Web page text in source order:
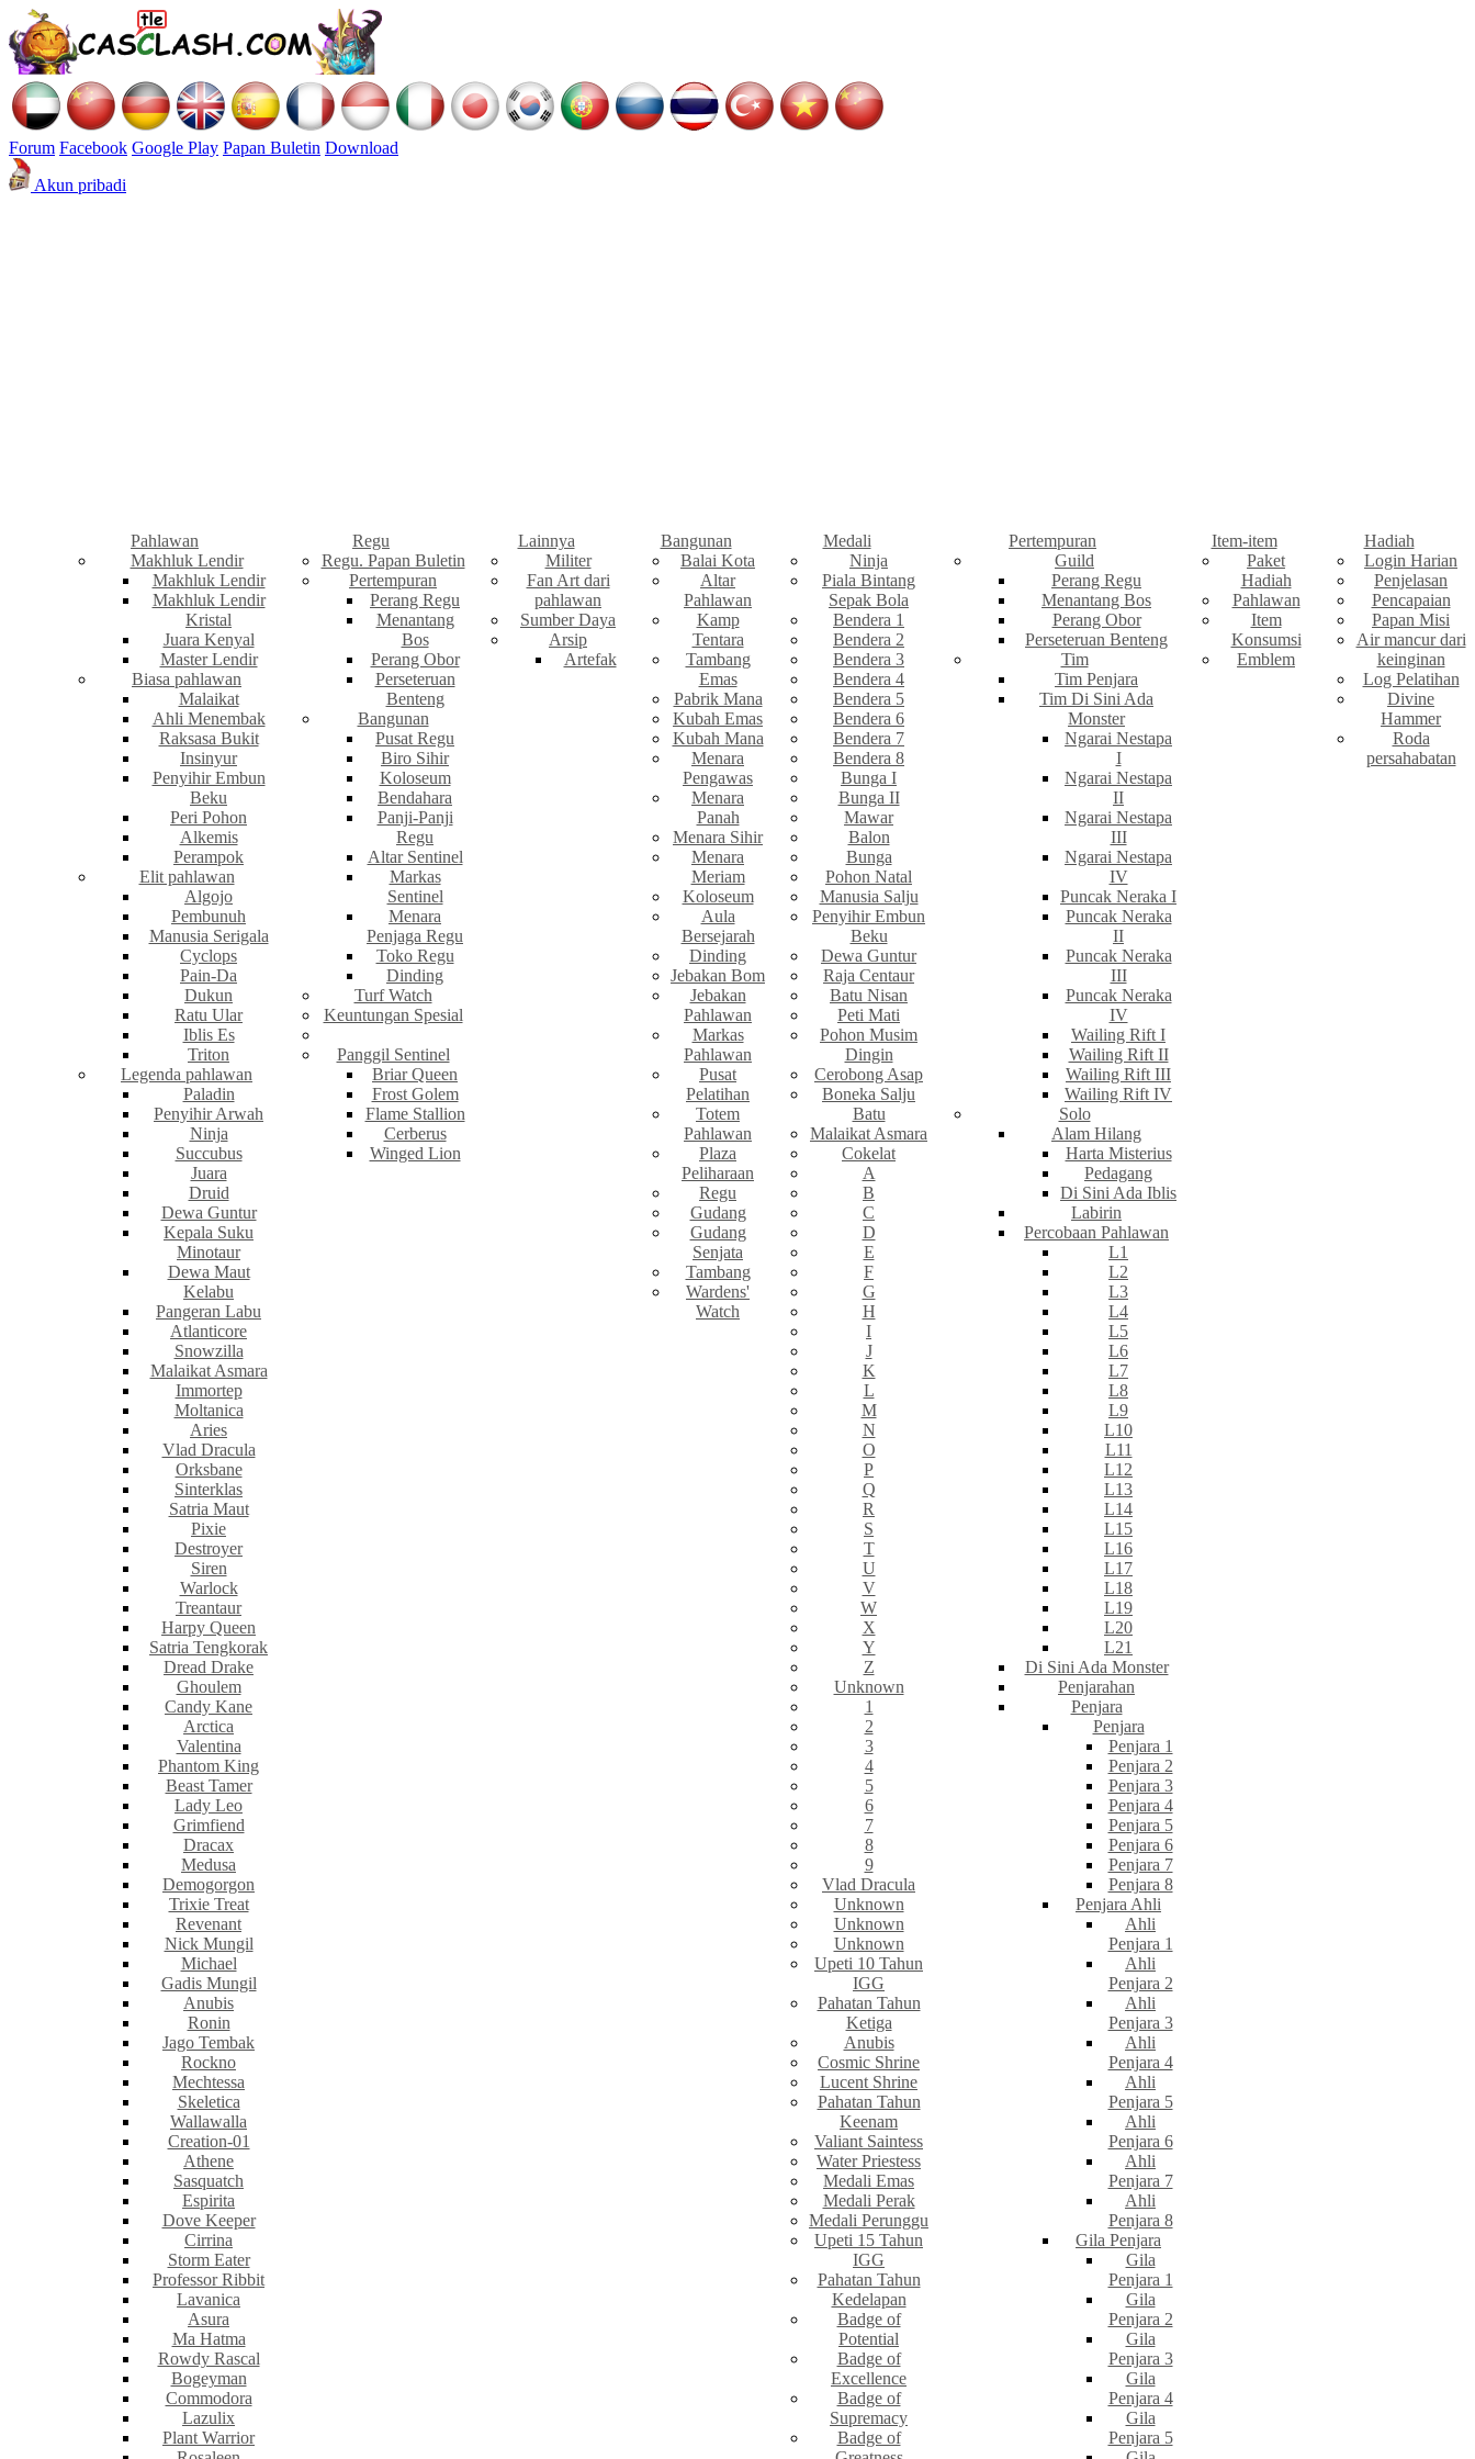
Forum Facebook Google Play Papan Buletin Download
Akun pribadi
Pahlawan
Makhluk Lendir
Makhluk Lendir
Makhluk Lendir
Kristal
Juara Kenyal
Master Lendir
Biasa pahlawan
Malaikat
Ahli Menembak
Raksasa Bukit
Insinyur
Penyihir Embun
Beku
Peri Pohon
Alkemis
Perampok
Elit pahlawan
Algojo
Pembunuh
Manusia Serigala
Cyclops
Pain-Da
Dukun
Ratu Ular
Iblis Es
Triton
Legenda pahlawan
Paladin
Penyihir Arwah
Ninja
Succubus
Juara
Druid
Dewa Guntur
Kepala Suku
Minotaur
Dewa Maut
Kelabu
Pangeran Labu
Atlanticore
Snowzilla
Malaikat Asmara
Immortep
Moltanica
Aries
Vlad Dracula
Orksbane
Sinterklas
Satria Maut
Pixie
Destroyer
Siren
Warlock
Treantaur
Harpy Queen
Satria Tengkorak
Dread Drake
Ghoulem
Candy Kane
Arctica
Valentina
Phantom King
Beast Tamer
Lady Leo
Grimfiend
Dracax
Medusa
Demogorgon
Trixie Treat
Revenant
Nick Mungil
Michael
Gadis Mungil
Anubis
Ronin
Jago Tembak
Rockno
Mechtessa
Skeletica
Wallawalla
Creation-01
Athene
Sasquatch
Espirita
Dove Keeper
Cirrina
Storm Eater
Professor Ribbit
Lavanica
Asura
Ma Hatma
Rowdy Rascal
Bogeyman
Commodora
Lazulix
Plant Warrior
Regu
Regu. Papan Buletin
Pertempuran
Perang Regu
Menantang
Bos
Perang Obor
Perseteruan
Benteng
Bangunan
Pusat Regu
Biro Sihir
Koloseum
Bendahara
Panji-Panji
Regu
Altar Sentinel
Markas
Sentinel
Menara
Penjaga Regu
Toko Regu
Dinding
Turf Watch
Keuntungan Spesial
Panggil Sentinel
Briar Queen
Frost Golem
Flame Stallion
Cerberus
Winged Lion
Lainnya
Militer
Fan Art dari
pahlawan
Sumber Daya
Arsip
Artefak
Bangunan
Balai Kota
Altar
Pahlawan
Kamp
Tentara
Tambang
Emas
Pabrik Mana
Kubah Emas
Kubah Mana
Menara
Pengawas
Menara
Panah
Menara Sihir
Menara
Meriam
Koloseum
Aula
Bersejarah
Dinding
Jebakan Bom
Jebakan
Pahlawan
Markas
Pahlawan
Pusat
Pelatihan
Totem
Pahlawan
Plaza
Peliharaan
Regu
Gudang
Gudang
Senjata
Tambang
Wardens'
Watch
Medali
Ninja
Piala Bintang
Sepak Bola
Bendera 1
Bendera 2
Bendera 3
Bendera 4
Bendera 5
Bendera 6
Bendera 7
Bendera 8
Bunga I
Bunga II
Mawar
Balon
Bunga
Pohon Natal
Manusia Salju
Penyihir Embun
Beku
Dewa Guntur
Raja Centaur
Batu Nisan
Peti Mati
Pohon Musim
Dingin
Cerobong Asap
Boneka Salju
Batu
Malaikat Asmara
Cokelat
A
B
C
D
E
F
G
H
I
J
K
L
M
N
O
P
Q
R
S
T
U
V
W
X
Y
Z
Unknown
1
2
3
4
5
6
7
8
9
Vlad Dracula
Unknown
Unknown
Unknown
Upeti 10 Tahun
IGG
Pahatan Tahun
Ketiga
Anubis
Cosmic Shrine
Lucent Shrine
Pahatan Tahun
Keenam
Valiant Saintess
Water Priestess
Medali Emas
Medali Perak
Medali Perunggu
Upeti 15 Tahun
IGG
Pahatan Tahun
Kedelapan
Badge of
Potential
Badge of
Excellence
Badge of
Supremacy
Badge of
Pertempuran
Guild
Perang Regu
Menantang Bos
Perang Obor
Perseteruan Benteng
Tim
Tim Penjara
Tim Di Sini Ada
Monster
Ngarai Nestapa
I
Ngarai Nestapa
II
Ngarai Nestapa
III
Ngarai Nestapa
IV
Puncak Neraka I
Puncak Neraka
II
Puncak Neraka
III
Puncak Neraka
IV
Wailing Rift I
Wailing Rift II
Wailing Rift III
Wailing Rift IV
Solo
Alam Hilang
Harta Misterius
Pedagang
Di Sini Ada Iblis
Labirin
Percobaan Pahlawan
L1
L2
L3
L4
L5
L6
L7
L8
L9
L10
L11
L12
L13
L14
L15
L16
L17
L18
L19
L20
L21
Di Sini Ada Monster
Penjarahan
Penjara
Penjara
Penjara 1
Penjara 2
Penjara 3
Penjara 4
Penjara 5
Penjara 6
Penjara 7
Penjara 8
Penjara Ahli
Ahli
Penjara 1
Ahli
Penjara 2
Ahli
Penjara 3
Ahli
Penjara 4
Ahli
Penjara 5
Ahli
Penjara 6
Ahli
Penjara 7
Ahli
Penjara 8
Gila Penjara
Gila
Penjara 1
Gila
Penjara 2
Gila
Penjara 3
Gila
Penjara 4
Gila
Penjara 5
Item-item
Paket
Hadiah
Pahlawan
Item
Konsumsi
Emblem
Hadiah
Login Harian
Penjelasan
Pencapaian
Papan Misi
Air mancur dari
keinginan
Log Pelatihan
Divine
Hammer
Roda
persahabatan